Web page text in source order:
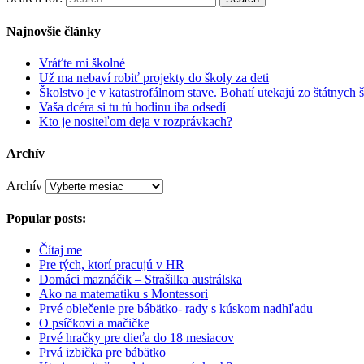
Najnovšie články
Vráťte mi školné
Už ma nebaví robiť projekty do školy za deti
Školstvo je v katastrofálnom stave. Bohatí utekajú zo štátnych
Vaša dcéra si tu tú hodinu iba odsedí
Kto je nositeľom deja v rozprávkach?
Archív
Archív
Popular posts:
Čítaj me
Pre tých, ktorí pracujú v HR
Domáci maznáčik – Strašilka austrálska
Ako na matematiku s Montessori
Prvé oblečenie pre bábätko- rady s kúskom nadhľadu
O psíčkovi a mačičke
Prvé hračky pre dieťa do 18 mesiacov
Prvá izbička pre bábätko